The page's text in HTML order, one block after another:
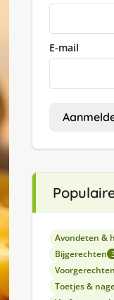
E-mail
Avondeten &
Bijgerechten
Toetjes &